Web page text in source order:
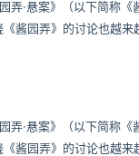
弄·悬案》（以下简称
酱园弄》的讨论也越
弄·悬案》（以下简称
酱园弄》的讨论也越